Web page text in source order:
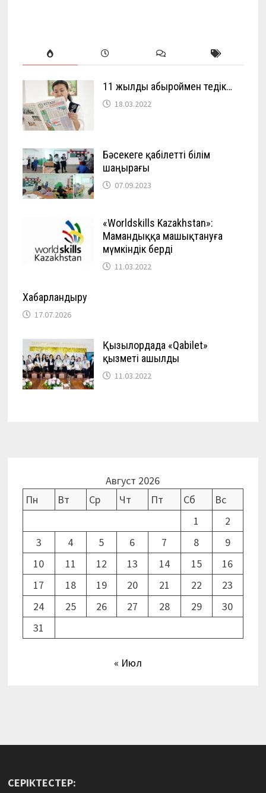
11 жылды абыроймен өтедік…
18.03.2022
Бәсекеге қабілетті білім
шаңырағы
07.09.2023
«Worldskills Kazakhstan»:
Мамандыққа машықтануға
мүмкіндік берді
11.03.2022
Хабарландыру
17.07.2026
Қызылордада «Qabilet»
қызметі ашылды
11.03.2022
Август 2026
Пн
Вт Ср Чт Пт Сб
Вс
1
2
3
4 5 6 7 8
9
10
11 12 13 14 15
16
17
18 19 20 21 22
23
24
25 26 27 28 29
30
31
« Июл
СЕРІКТЕСТЕР: